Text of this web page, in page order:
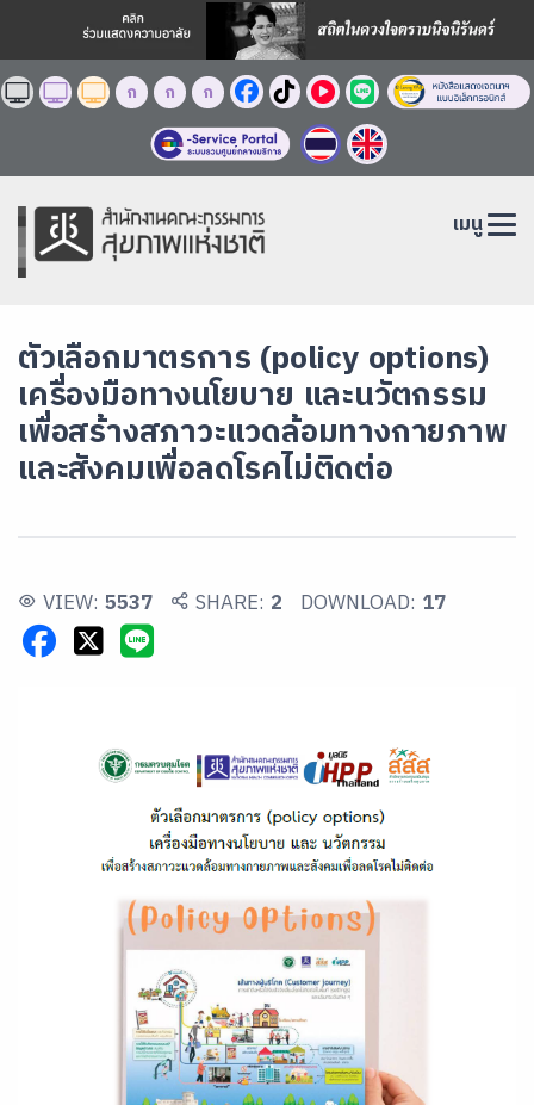
ก ก ก
เมนู
ตัวเลือกมาตรการ (policy options)
เครื่องมือทางนโยบาย และนวัตกรรม
เพื่อสร้างสภาวะแวดล้อมทางกายภาพ
และสังคมเพื่อลดโรคไม่ติดต่อ
VIEW: 5537 SHARE: 2 DOWNLOAD: 17